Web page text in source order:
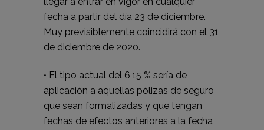
fecha a partir del día 23 de diciembre.
Muy previsiblemente coincidirá con el 31
de diciembre de 2020.
• El tipo actual del 6,15 % sería de
aplicación a aquellas pólizas de seguro
que sean formalizadas y que tengan
fechas de efectos anteriores a la fecha